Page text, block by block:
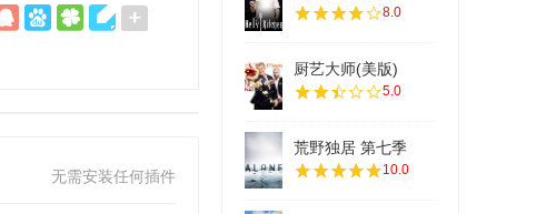
无需安装任何插件
8.0
厨艺大师(美版)
5.0
荒野独居 第七季
10.0